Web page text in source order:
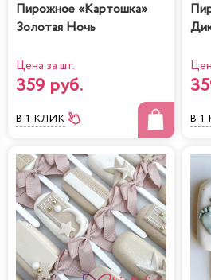
Пирожное «Картошка»
Золотая Ночь
Цена за шт.
359 руб.
В 1 КЛИК В 1